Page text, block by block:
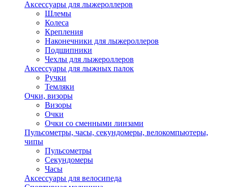
Аксессуары для лыжероллеров
Шлемы
Колеса
Крепления
Наконечники для лыжероллеров
Подшипники
Чехлы для лыжероллеров
Аксессуары для лыжных палок
Ручки
Темляки
Очки, визоры
Визоры
Очки
Очки со сменными линзами
Пульсометры, часы, секундомеры, велокомпьютеры,
чипы
Пульсометры
Секундомеры
Часы
Аксессуары для велосипеда